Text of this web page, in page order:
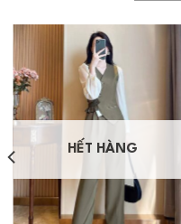
HẾT HÀNG